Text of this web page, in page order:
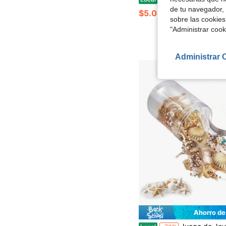
$5.04
Ahorro
de tu
sobre las
"Administrar
Administrar